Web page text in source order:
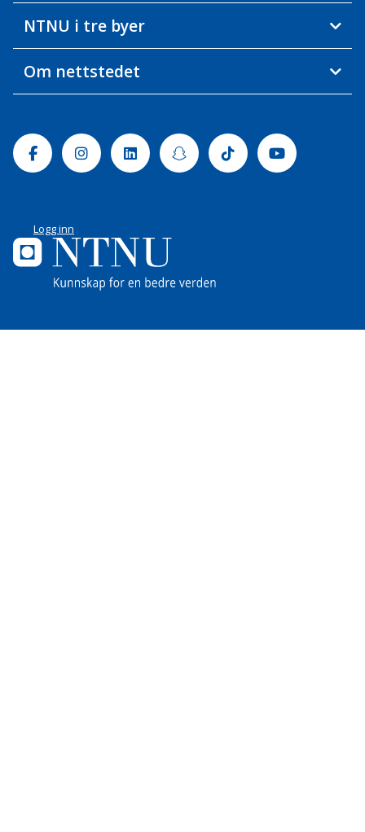
NTNU i tre byer
Om nettstedet
FacebookInstagramLinkedinSnapchatTiktok Youtube
Logg inn